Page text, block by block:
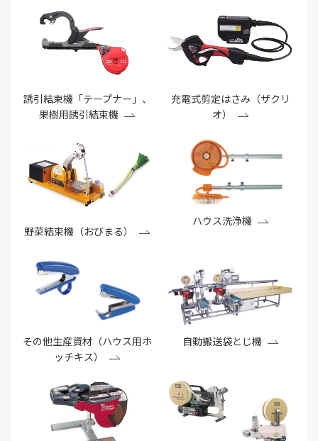
誘引結束機「テープナー」、
果樹用誘引結束機
充電式剪定はさみ（ザクリ
オ）
野菜結束機（おびまる）
ハウス洗浄機
その他生産資材（ハウス用ホ
ッチキス）
自動搬送袋とじ機